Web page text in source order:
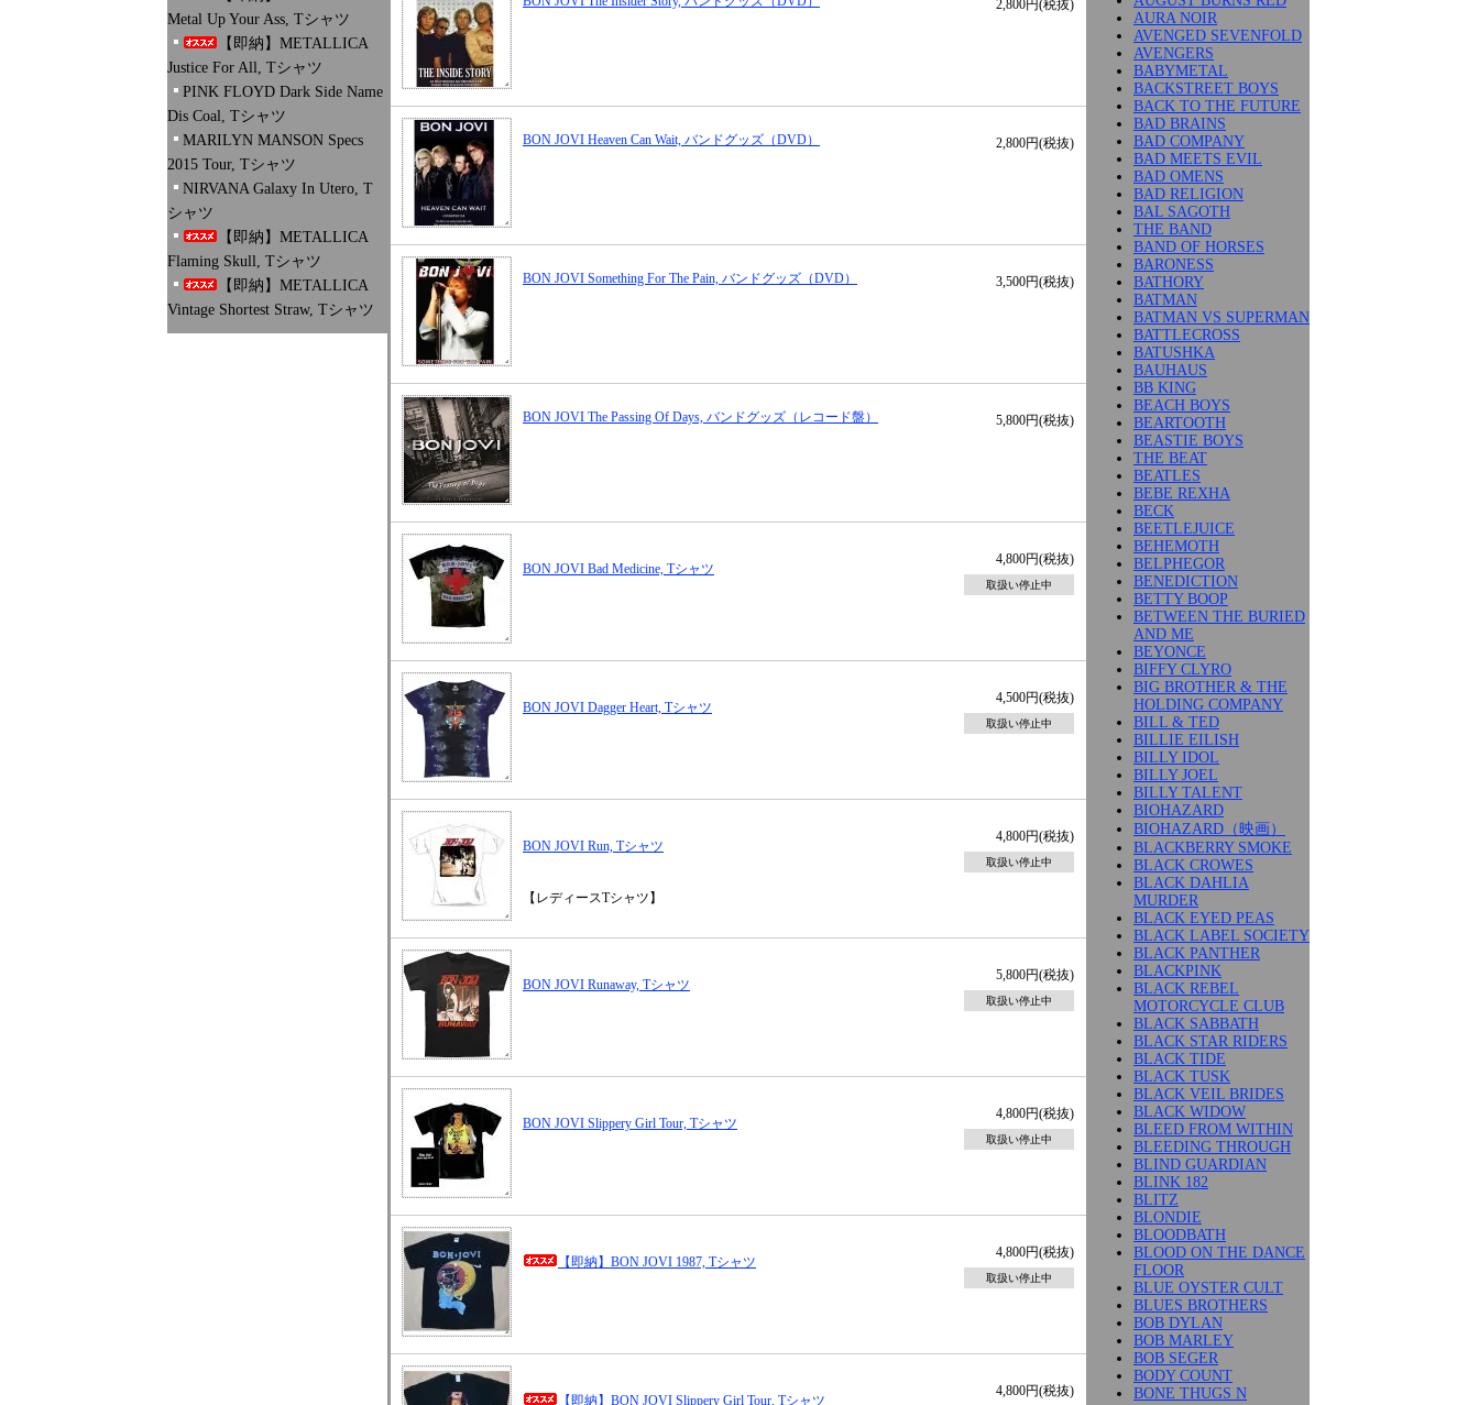
Metal Up Your Ass, Tシャツ
【即納】METALLICA
Justice For All, Tシャツ
PINK FLOYD Dark Side Name
Dis Coal, Tシャツ
MARILYN MANSON Specs
2015 Tour, Tシャツ
NIRVANA Galaxy In Utero, T
シャツ
【即納】METALLICA
Flaming Skull, Tシャツ
【即納】METALLICA
Vintage Shortest Straw, Tシャツ
2,800円(税抜)
BON JOVI Heaven Can Wait, バンドグッズ（DVD） 2,800円(税抜)
BON JOVI Something For The Pain, バンドグッズ（DVD） 3,500円(税抜)
BON JOVI The Passing Of Days, バンドグッズ（レコード盤） 5,800円(税抜)
BON JOVI Bad Medicine, Tシャツ
4,800円(税抜)
取扱い停止中
BON JOVI Dagger Heart, Tシャツ
4,500円(税抜)
取扱い停止中
BON JOVI Run, Tシャツ
4,800円(税抜)
取扱い停止中
【レディースTシャツ】
BON JOVI Runaway, Tシャツ
5,800円(税抜)
取扱い停止中
BON JOVI Slippery Girl Tour, Tシャツ
4,800円(税抜)
取扱い停止中
【即納】BON JOVI 1987, Tシャツ
4,800円(税抜)
取扱い停止中
【即納】BON JOVI Slippery Girl Tour, Tシャツ
4,800円(税抜)
AURA NOIR
AVENGED SEVENFOLD
AVENGERS
BABYMETAL
BACKSTREET BOYS
BACK TO THE FUTURE
BAD BRAINS
BAD COMPANY
BAD MEETS EVIL
BAD OMENS
BAD RELIGION
BAL SAGOTH
THE BAND
BAND OF HORSES
BARONESS
BATHORY
BATMAN
BATMAN VS SUPERMAN
BATTLECROSS
BATUSHKA
BAUHAUS
BB KING
BEACH BOYS
BEARTOOTH
BEASTIE BOYS
THE BEAT
BEATLES
BEBE REXHA
BECK
BEETLEJUICE
BEHEMOTH
BELPHEGOR
BENEDICTION
BETTY BOOP
BETWEEN THE BURIED
AND ME
BEYONCE
BIFFY CLYRO
BIG BROTHER & THE
HOLDING COMPANY
BILL & TED
BILLIE EILISH
BILLY IDOL
BILLY JOEL
BILLY TALENT
BIOHAZARD
BIOHAZARD（映画）
BLACKBERRY SMOKE
BLACK CROWES
BLACK DAHLIA
MURDER
BLACK EYED PEAS
BLACK LABEL SOCIETY
BLACK PANTHER
BLACKPINK
BLACK REBEL
MOTORCYCLE CLUB
BLACK SABBATH
BLACK STAR RIDERS
BLACK TIDE
BLACK TUSK
BLACK VEIL BRIDES
BLACK WIDOW
BLEED FROM WITHIN
BLEEDING THROUGH
BLIND GUARDIAN
BLINK 182
BLITZ
BLONDIE
BLOODBATH
BLOOD ON THE DANCE
FLOOR
BLUE OYSTER CULT
BLUES BROTHERS
BOB DYLAN
BOB MARLEY
BOB SEGER
BODY COUNT
BONE THUGS N